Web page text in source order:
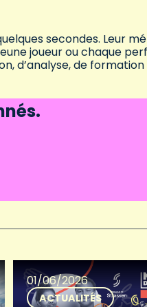
secondes. Leur
joueur ou chaque
d’analyse, de
01/06/2026
ACTUALITÉS